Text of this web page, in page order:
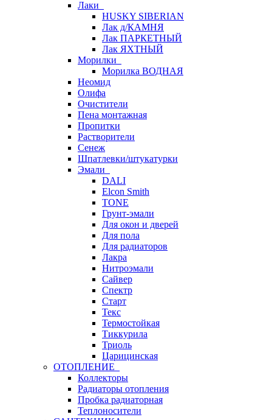
Лаки
HUSKY SIBERIAN
Лак д/КАМНЯ
Лак ПАРКЕТНЫЙ
Лак ЯХТНЫЙ
Морилки
Морилка ВОДНАЯ
Неомид
Олифа
Очистители
Пена монтажная
Пропитки
Растворители
Сенеж
Шпатлевки/штукатурки
Эмали
DALI
Elcon Smith
TONE
Грунт-эмали
Для окон и дверей
Для пола
Для радиаторов
Лакра
Нитроэмали
Сайвер
Спектр
Старт
Текс
Термостойкая
Тиккурила
Триоль
Царицинская
ОТОПЛЕНИЕ
Коллекторы
Радиаторы отопления
Пробка радиаторная
Теплоносители